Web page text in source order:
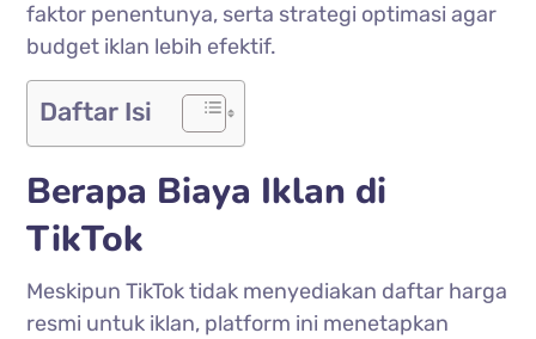
faktor penentunya, serta strategi optimasi agar
budget iklan lebih efektif.
Daftar Isi
Berapa Biaya Iklan di
TikTok
Meskipun TikTok tidak menyediakan daftar harga
resmi untuk iklan, platform ini menetapkan